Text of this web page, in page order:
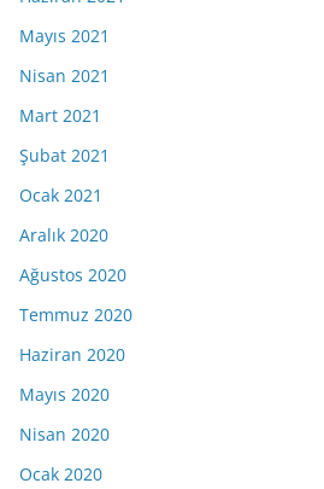
Mayıs 2021
Nisan 2021
Mart 2021
Şubat 2021
Ocak 2021
Aralık 2020
Ağustos 2020
Temmuz 2020
Haziran 2020
Mayıs 2020
Nisan 2020
Ocak 2020